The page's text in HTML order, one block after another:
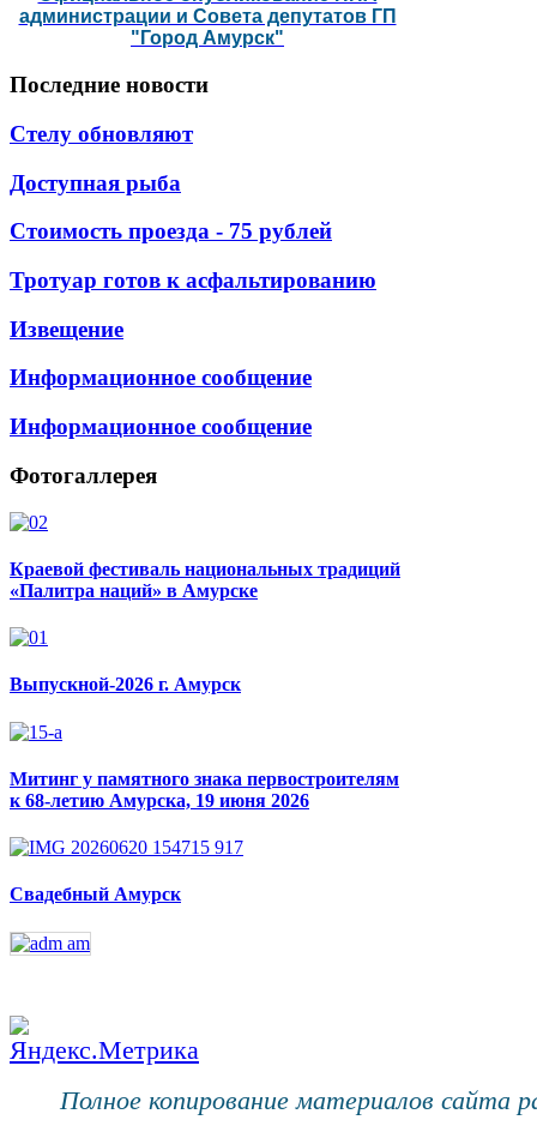
администрации и Совета депутатов ГП
"Город Амурск"
Последние новости
Стелу обновляют
Доступная рыба
Стоимость проезда - 75 рублей
Тротуар готов к асфальтированию
Извещение
Информационное сообщение
Информационное сообщение
Фотогаллерея
Краевой фестиваль национальных традиций
«Палитра наций» в Амурске
Выпускной-2026 г. Амурск
Митинг у памятного знака первостроителям
к 68-летию Амурска, 19 июня 2026
Свадебный Амурск
Полное копирование материалов сайта